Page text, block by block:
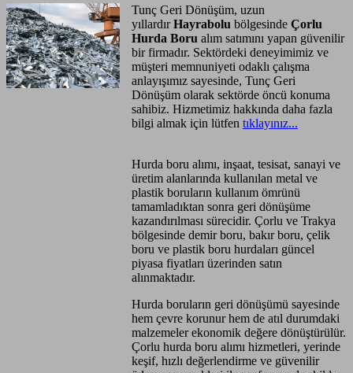
Tunç Geri Dönüşüm, uzun
yıllardırHayrabolu bölgesindeÇorlu
Hurda Borualım satımını yapan güvenilir
bir firmadır. Sektördeki deneyimimiz ve
müşteri memnuniyeti odaklı çalışma
anlayışımız sayesinde, Tunç Geri
Dönüşüm olarak sektörde öncü konuma
sahibiz. Hizmetimiz hakkında daha fazla
bilgi almak için lütfentıklayınız...
Hurda boru alımı, inşaat, tesisat, sanayi ve
üretim alanlarında kullanılan metal ve
plastik boruların kullanım ömrünü
tamamladıktan sonra geri dönüşüme
kazandırılması sürecidir. Çorlu ve Trakya
bölgesinde demir boru, bakır boru, çelik
boru ve plastik boru hurdaları güncel
piyasa fiyatları üzerinden satın
alınmaktadır.
Hurda boruların geri dönüşümü sayesinde
hem çevre korunur hem de atıl durumdaki
malzemeler ekonomik değere dönüştürülür.
Çorlu hurda boru alımı hizmetleri, yerinde
keşif, hızlı değerlendirme ve güvenilir